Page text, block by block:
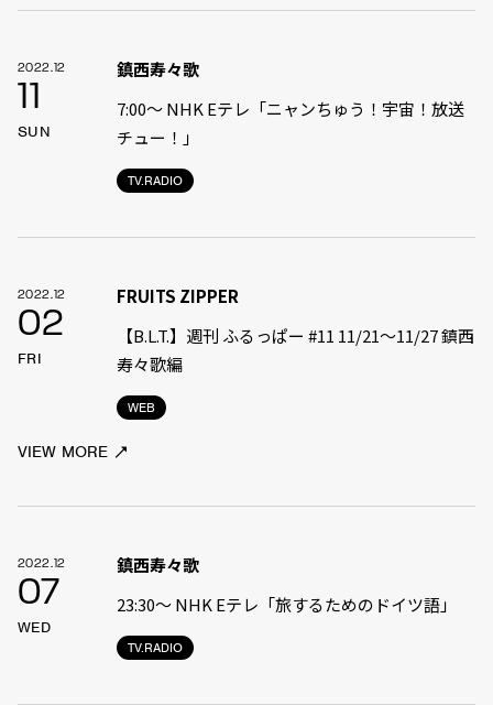
2022.12
11
SUN
TV.RADIO
鎮西寿々歌
7:00〜 NHK Eテレ「ニャンちゅう！宇宙！放送
チュー！」
2022.12
02
FRI
WEB
FRUITS ZIPPER
【B.L.T.】週刊 ふるっぱー #11 11/21〜11/27 鎮西
寿々歌編
VIEW MORE
2022.12
07
WED
TV.RADIO
鎮西寿々歌
23:30〜 NHK Eテレ「旅するためのドイツ語」